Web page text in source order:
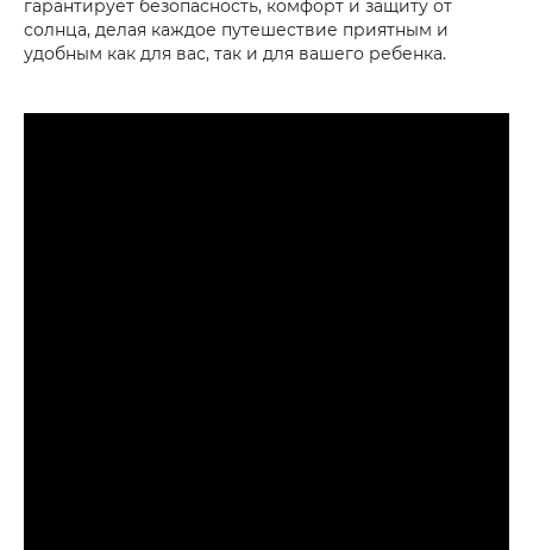
гарантирует безопасность, комфорт и защиту от
солнца, делая каждое путешествие приятным и
удобным как для вас, так и для вашего ребенка.